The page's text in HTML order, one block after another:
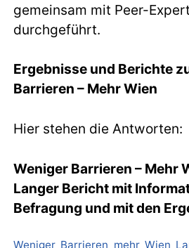
gemeinsam mit Peer-
durchgeführt.
Ergebnisse und Berichte
Barrieren – Mehr Wien
Hier stehen die Antworten:
Weniger Barrieren – Mehr
Langer Bericht mit
Befragung und mit den